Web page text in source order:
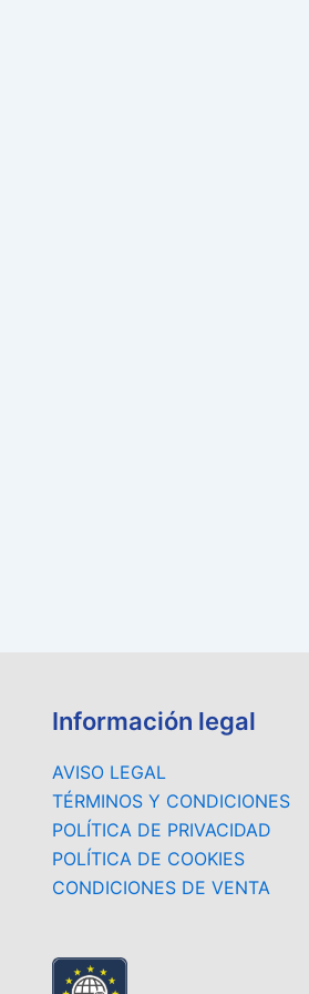
Información legal
AVISO LEGAL
TÉRMINOS Y CONDICIONES
POLÍTICA DE PRIVACIDAD
POLÍTICA DE COOKIES
CONDICIONES DE VENTA